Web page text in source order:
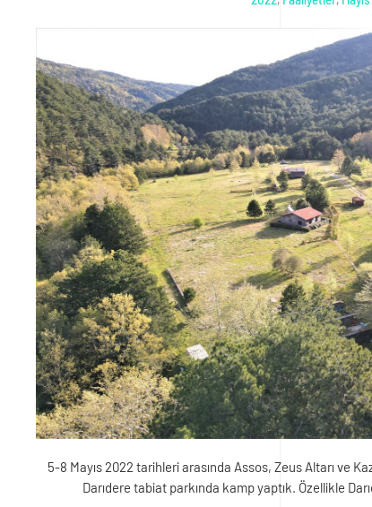
5-8 Mayıs 2022 tarihleri arasında Assos, Zeus Altarı ve
Darıdere tabiat parkında kamp yaptık. Özellikle